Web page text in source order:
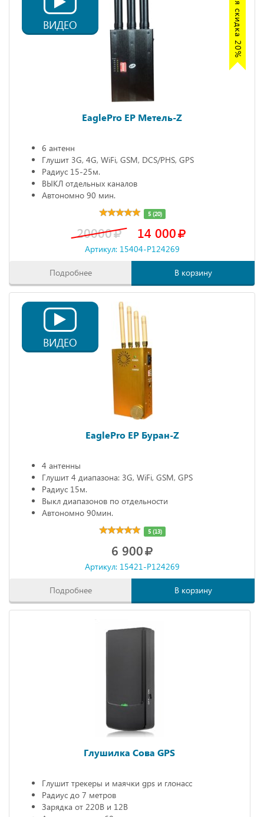
Акция скидка 20%
ВИДЕО
EaglePro EP Метель-Z
6 антенн
Глушит 3G, 4G, WiFi, GSM, DCS/PHS, GPS
Радиус 15-25м.
ВЫКЛ отдельных каналов
Автономно 90 мин.
5 (20)
20000 14 000
Артикул: 15404-P124269
Подробнее В корзину
ВИДЕО
EaglePro EP Буран-Z
4 антенны
Глушит 4 диапазона: 3G, WiFi, GSM, GPS
Радиус 15м.
Выкл диапазонов по отдельности
Автономно 90мин.
5 (13)
6 900
Артикул: 15421-P124269
Подробнее В корзину
Глушилка Сова GPS
Глушит трекеры и маячки gps и глонасс
Радиус до 7 метров
Зарядка от 220В и 12В